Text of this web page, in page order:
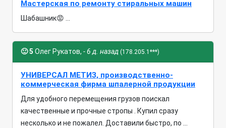
Мастерская по ремонту стиральных машин
Шабашник😡 ...
🙂5 Олег Рукатов, - 6 д. назад (178.205.1***)
УНИВЕРСАЛ МЕТИЗ, производственно-
коммерческая фирма шпалерной продукции
Для удобного перемещения грузов поискал
качественные и прочные стропы . Купил сразу
несколько и не пожалел. Доставили быстро, по ...